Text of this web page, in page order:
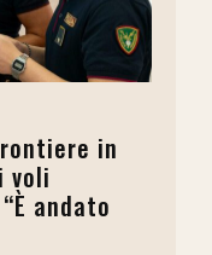
in
voli
andato